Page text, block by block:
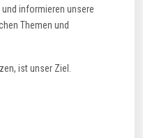
und informieren unsere
Themen und
ist unser Ziel.